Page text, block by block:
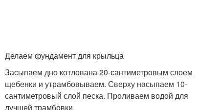
Делаем фундамент для крыльца
Засыпаем дно котлована 20-сантиметровым слоем
щебенки и утрамбовываем. Сверху насыпаем 10-
сантиметровый слой песка. Проливаем водой для
лучшей трамбовки.